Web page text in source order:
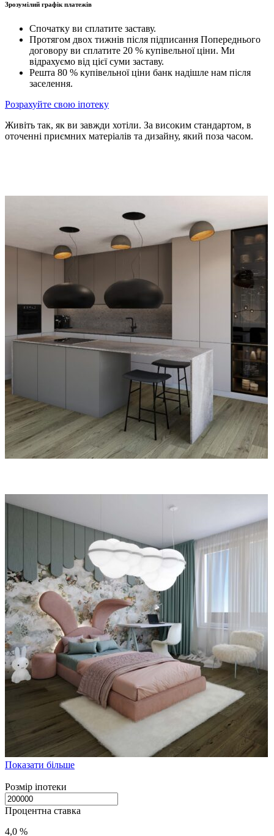
Зрозумілий графік платежів
Спочатку ви сплатите заставу.
Протягом двох тижнів після підписання Попереднього
договору ви сплатите 20 % купівельної ціни. Ми
відрахуємо від цієї суми заставу.
Решта 80 % купівельної ціни банк надішле нам після
заселення.
Розрахуйте свою іпотеку
Живіть так, як ви завжди хотіли. За високим стандартом, в
оточенні приємних матеріалів та дизайну, який поза часом.
Показати більше
Розмір іпотеки
Процентна ставка
4,0 %